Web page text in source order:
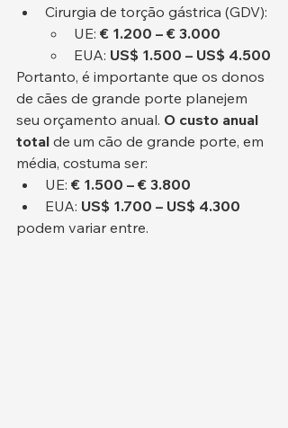
Cirurgia de torção gástrica (GDV):
UE: € 1.200 – € 3.000
EUA: US$ 1.500 – US$ 4.500
Portanto, é importante que os donos
de cães de grande porte planejem
seu orçamento anual. O custo anual
total de um cão de grande porte, em
média, costuma ser:
UE: € 1.500 – € 3.800
EUA: US$ 1.700 – US$ 4.300
podem variar entre.